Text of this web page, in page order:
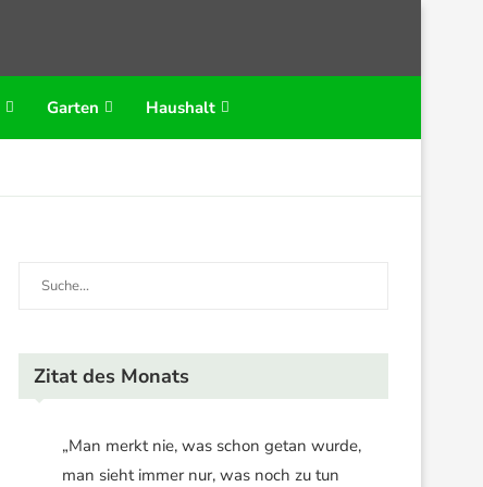
Garten Haushalt
Zitat des Monats
„Man merkt nie, was schon getan wurde,
man sieht immer nur, was noch zu tun